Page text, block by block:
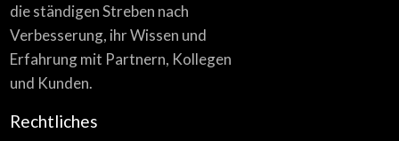
die ständigen Streben nach
Verbesserung, ihr Wissen und
Erfahrung mit Partnern, Kollegen
und Kunden.
Rechtliches